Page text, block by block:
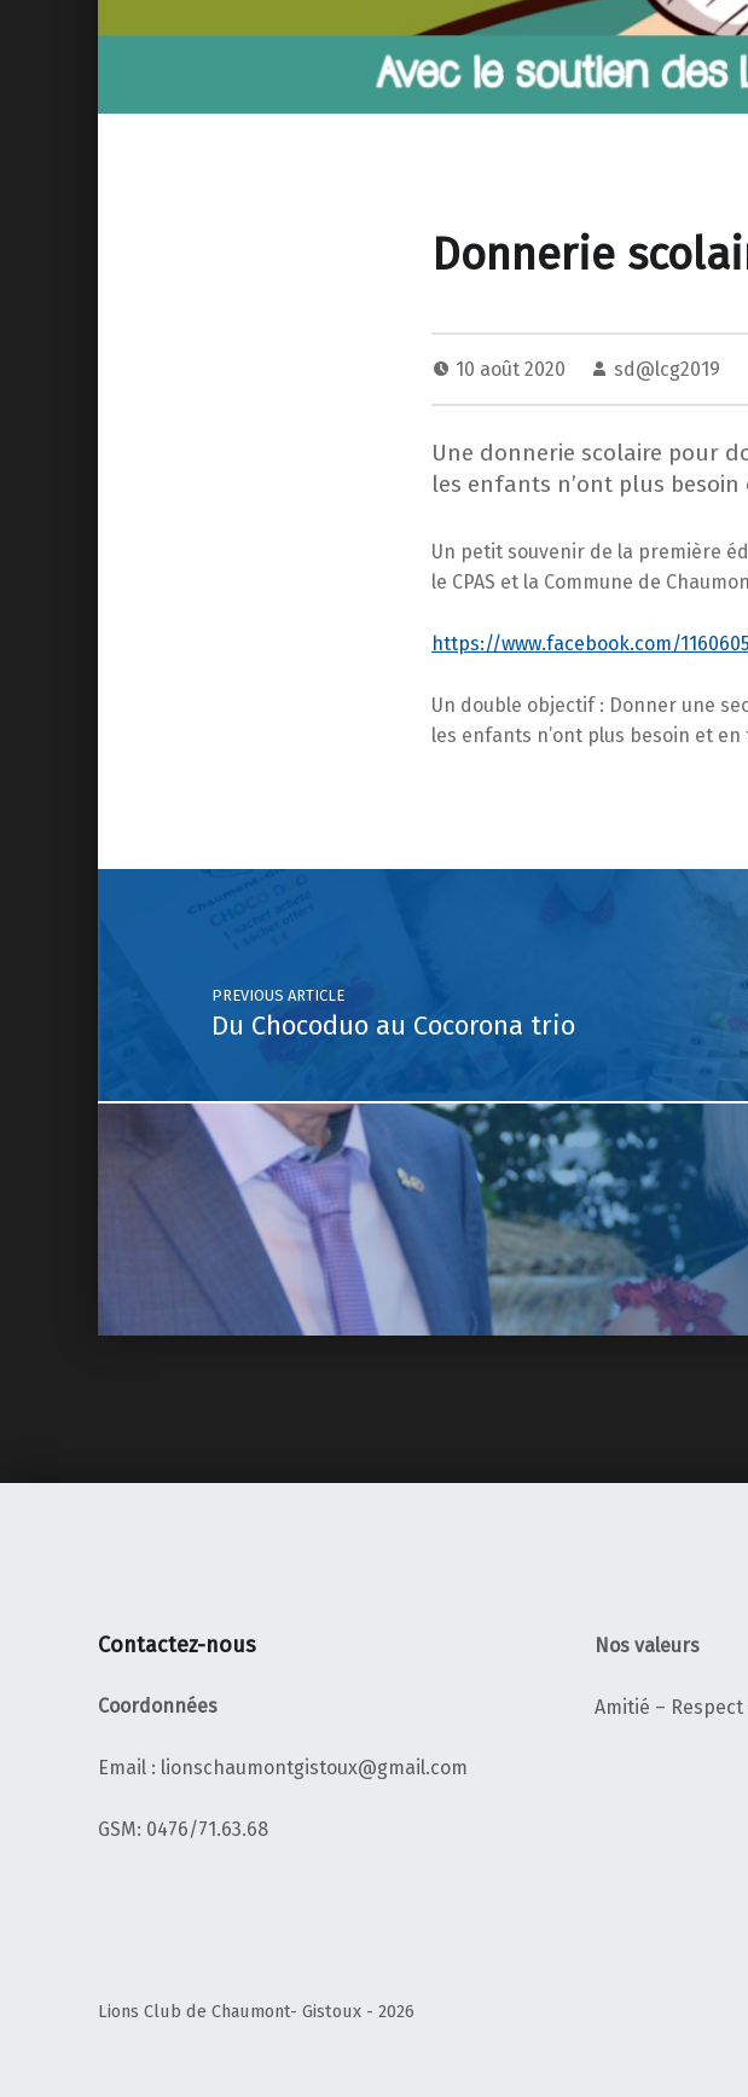
Donnerie
10 août 2020 sd@lcg2019
Une donnerie scolaire pour
les enfants n’ont plus
Un petit souvenir de la première
le CPAS et la Commune de
https://www.facebook.com/
Un double objectif : Donner une
les enfants n’ont plus besoin et
Post navigation
PREVIOUS ARTICLE
Du Chocoduo au Cocorona trio
Contactez-nous
Coordonnées
Email : lionschaumontgistoux@gmail.com
‭GSM: 0476/71.63.68‬
Nos valeurs
Amitié –
Lions Club de Chaumont- Gistoux - 2026